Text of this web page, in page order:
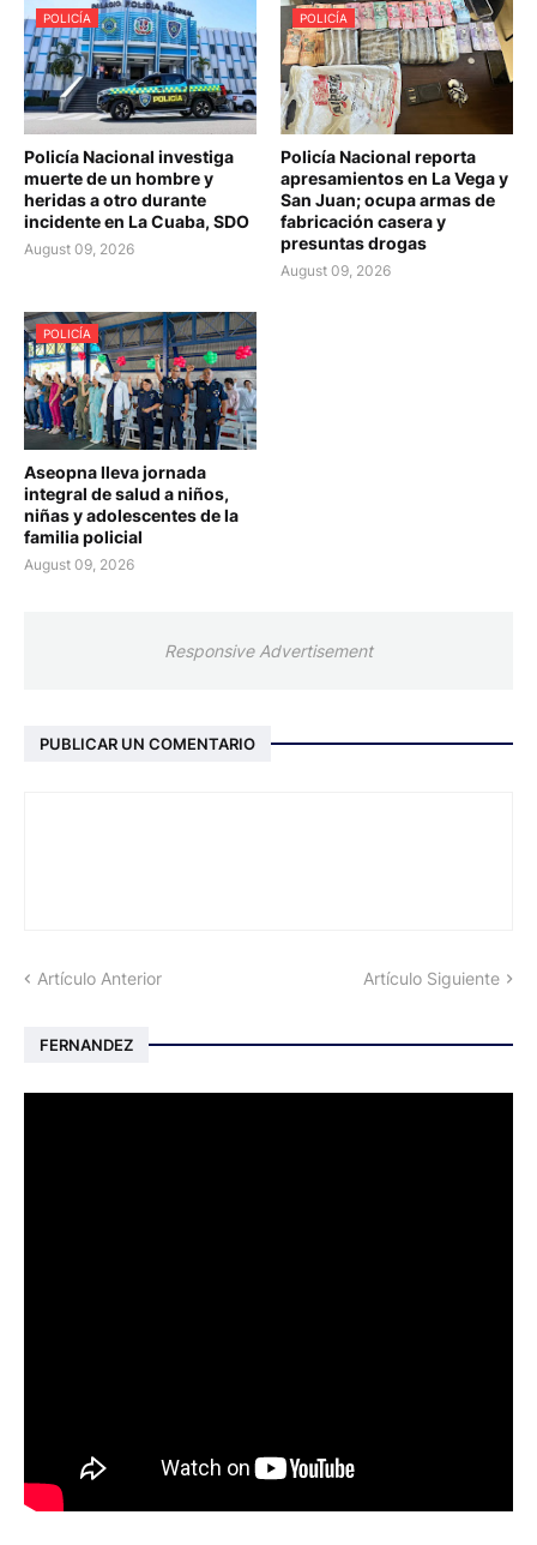
POLICÍA
Policía Nacional investiga
muerte de un hombre y
heridas a otro durante
incidente en La Cuaba, SDO
August 09, 2026
POLICÍA
Policía Nacional reporta
apresamientos en La Vega y
San Juan; ocupa armas de
fabricación casera y
presuntas drogas
August 09, 2026
POLICÍA
Aseopna lleva jornada
integral de salud a niños,
niñas y adolescentes de la
familia policial
August 09, 2026
Responsive Advertisement
PUBLICAR UN COMENTARIO
Artículo Anterior Artículo Siguiente
FERNANDEZ